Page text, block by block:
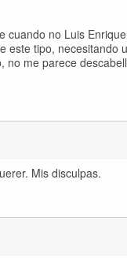
cuando no Luis
este tipo, necesitando
no me parece
Mis disculpas.